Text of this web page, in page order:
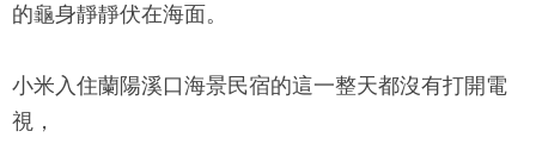
的龜身靜靜伏在海面。
小米入住蘭陽溪口海景民宿的這一整天都沒有打開電
視，